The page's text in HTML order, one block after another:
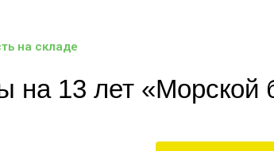
на складе
на 13 лет «Морской